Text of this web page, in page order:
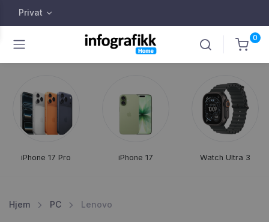
Privat
0
iPhone 17 Pro iPhone 17 Watch Ultra 3
Hjem PC Lenovo